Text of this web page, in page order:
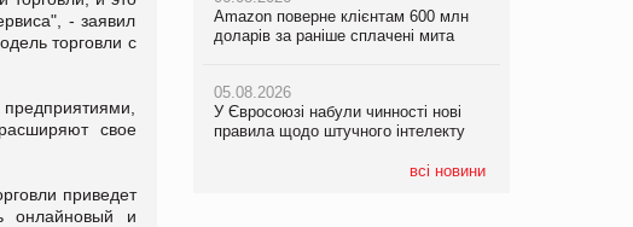
- заявил
торговли с
свое
приведет
онлайновый и
Amazon поверне клієнтам 600 млн
доларів за раніше сплачені мита
05.08.2026
У Євросоюзі набули чинності нові
правила щодо штучного інтелекту
всі новини
правила щодо штучного інтелекту
Рекламна платформа вимагає від
Google компенсацію за втрату 6,9
трлн рекламних показів
правила щодо штучного інтелекту
Рекламна платформа вимагає від
Google компенсацію за втрату 6,9
трлн рекламних показів